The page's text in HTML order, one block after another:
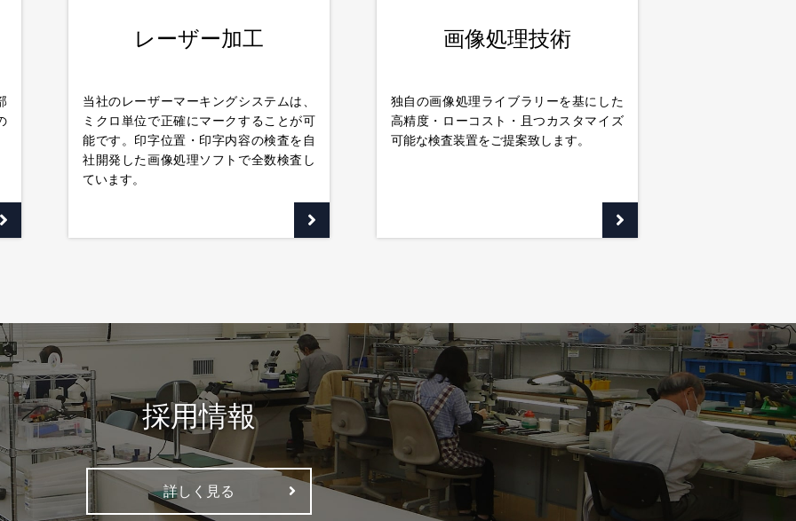
レーザー加工
当社のレーザーマーキングシステムは、
ミクロ単位で正確にマークすることが可
能です。印字位置・印字内容の検査を自
社開発した画像処理ソフトで全数検査し
ています。
画像処理技術
独自の画像処理ライブラリーを基にした
高精度・ローコスト・且つカスタマイズ
可能な検査装置をご提案致します。
採用情報
詳しく見る